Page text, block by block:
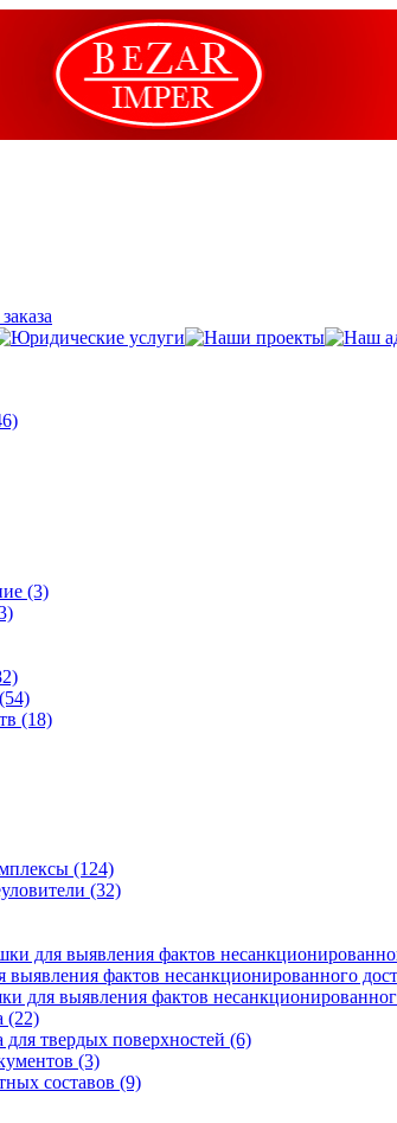
(3)
(18)
(124)
(32)
для выявления фактов
фактов несанкционированного
для выявления фактов
(22)
твердых поверхностей (6)
(3)
составов (9)